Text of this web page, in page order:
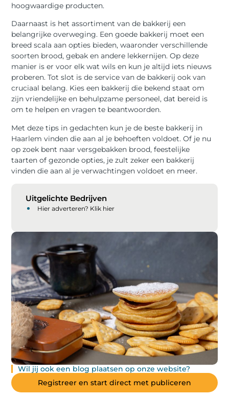
hoogwaardige producten.
Daarnaast is het assortiment van de bakkerij een
belangrijke overweging. Een goede bakkerij moet een
breed scala aan opties bieden, waaronder verschillende
soorten brood, gebak en andere lekkernijen. Op deze
manier is er voor elk wat wils en kun je altijd iets nieuws
proberen. Tot slot is de service van de bakkerij ook van
cruciaal belang. Kies een bakkerij die bekend staat om
zijn vriendelijke en behulpzame personeel, dat bereid is
om te helpen en vragen te beantwoorden.
Met deze tips in gedachten kun je de beste bakkerij in
Haarlem vinden die aan al je behoeften voldoet. Of je nu
op zoek bent naar versgebakken brood, feestelijke
taarten of gezonde opties, je zult zeker een bakkerij
vinden die aan al je verwachtingen voldoet en meer.
Uitgelichte Bedrijven
Hier adverteren? Klik hier
Wil jij ook een blog plaatsen op onze website?
Registreer en start direct met publiceren